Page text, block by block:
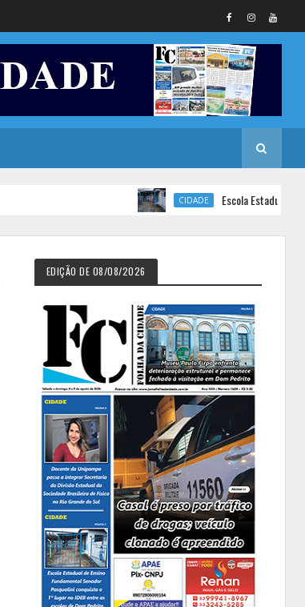
CIDADE Escola Estadual de Ensino
EDIÇÃO DE 08/08/2026